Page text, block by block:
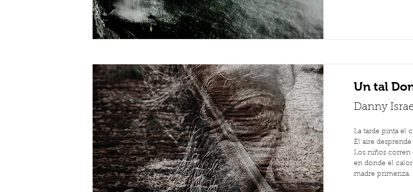
Un tal
Danny
La tarde pinta el
El aire
Los niños corren
en donde el
madre primeriza.